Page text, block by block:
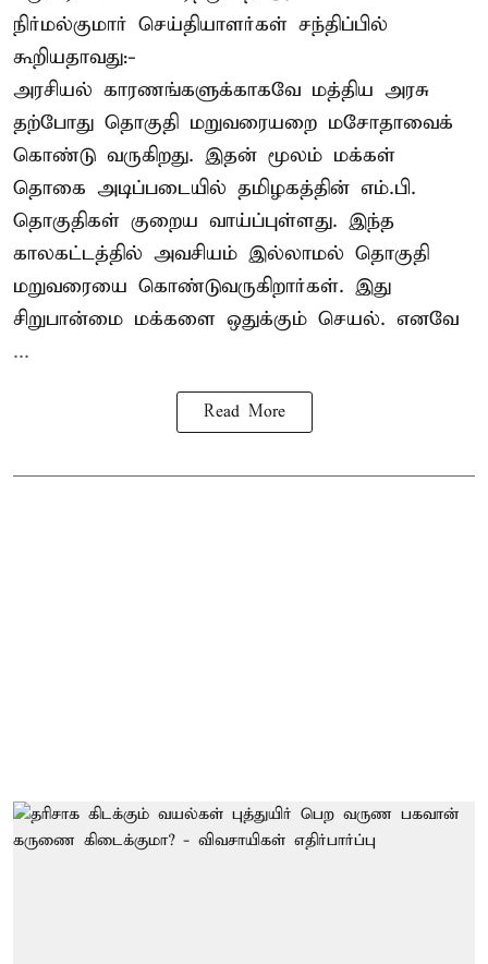
நிர்மல்குமார் செய்தியாளர்கள் சந்திப்பில்
கூறியதாவது:-
அரசியல் காரணங்களுக்காகவே மத்திய அரசு
தற்போது தொகுதி மறுவரையறை மசோதாவைக்
கொண்டு வருகிறது. இதன் மூலம் மக்கள்
தொகை அடிப்படையில் தமிழகத்தின் எம்.பி.
தொகுதிகள் குறைய வாய்ப்புள்ளது. இந்த
காலகட்டத்தில் அவசியம் இல்லாமல் தொகுதி
மறுவரையை கொண்டுவருகிறார்கள். இது
சிறுபான்மை மக்களை ஒதுக்கும் செயல். எனவே
...
Read More